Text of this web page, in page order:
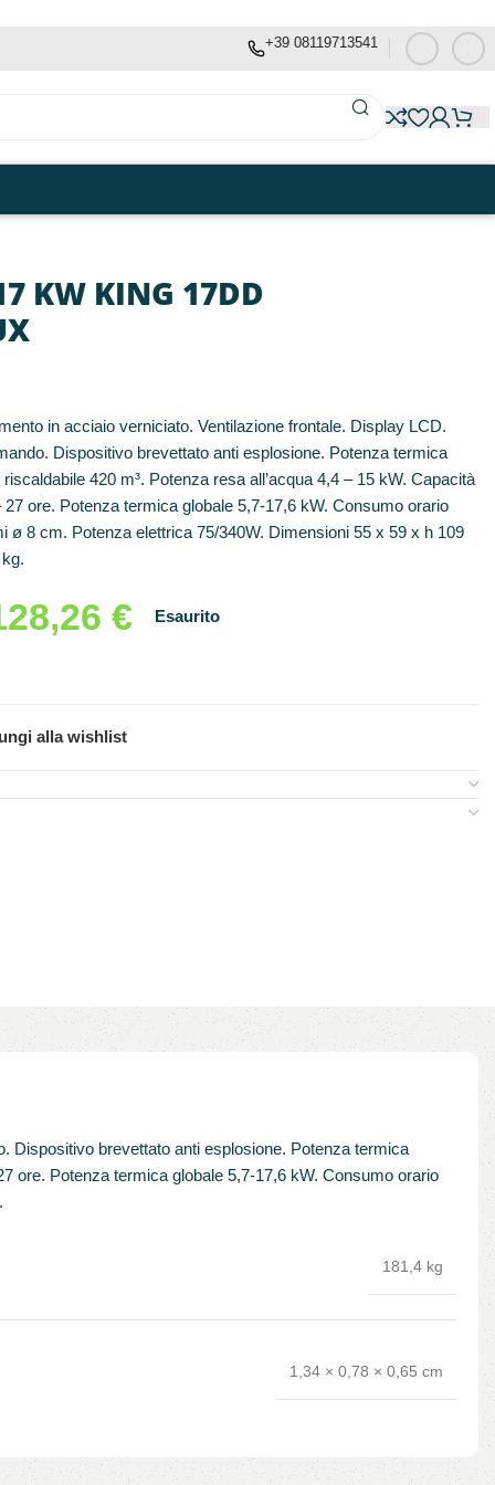
+39 08119713541
KW KING 17DD
in acciaio verniciato. Ventilazione frontale. Display LCD.
Dispositivo brevettato anti esplosione. Potenza termica
420 m³. Potenza resa all’acqua 4,4 – 15 kW. Capacità
ore. Potenza termica globale 5,7-17,6 kW. Consumo orario
ø 8 cm. Potenza elettrica 75/340W. Dimensioni 55 x 59 x h 109
€ Esaurito
alla wishlist
Dispositivo brevettato anti esplosione. Potenza termica
ore. Potenza termica globale 5,7-17,6 kW. Consumo orario
181,4 kg
1,34 × 0,78 × 0,65 cm